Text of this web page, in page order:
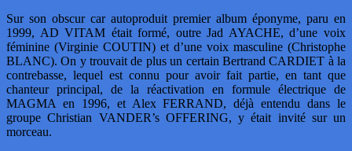
Sur son obscur car autoproduit premier album éponyme, paru en
1999, AD VITAM était formé, outre Jad AYACHE, d’une voix
féminine (Virginie COUTIN) et d’une voix masculine (Christophe
BLANC). On y trouvait de plus un certain Bertrand CARDIET à la
contrebasse, lequel est connu pour avoir fait partie, en tant que
chanteur principal, de la réactivation en formule électrique de
MAGMA en 1996, et Alex FERRAND, déjà entendu dans le
groupe Christian VANDER’s OFFERING, y était invité sur un
morceau.